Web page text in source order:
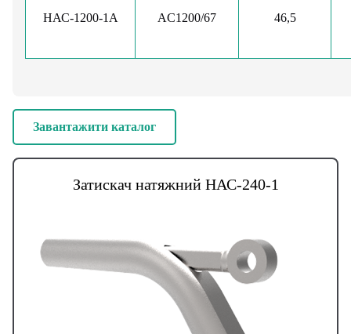
НАС-1200-1A AC1200/67 46,5
Завантажити каталог
Затискач натяжний НАС-240-1